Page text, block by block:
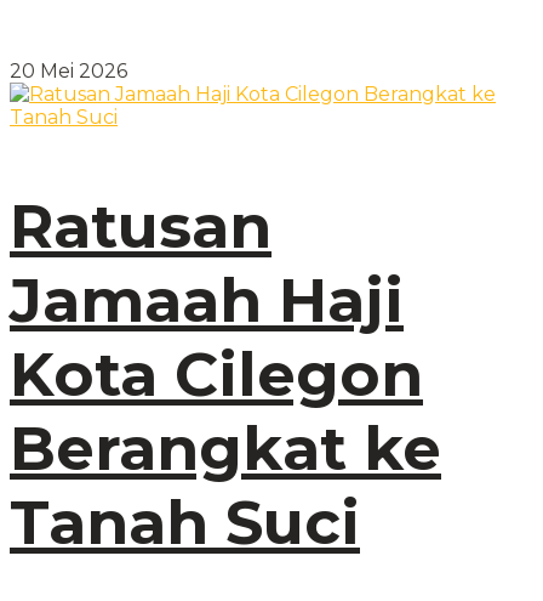
20 Mei 2026
Ratusan
Jamaah Haji
Kota Cilegon
Berangkat ke
Tanah Suci